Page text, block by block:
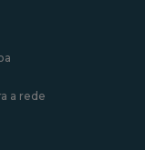
a rede